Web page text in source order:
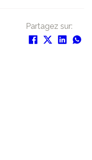
Partagez sur: